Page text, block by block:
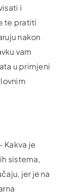
i
te pratiti
nakon
vam
u primjeni
Kakva je
sistema,
jer je na